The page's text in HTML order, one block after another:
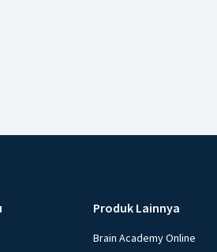
Produk Lainnya
Brain Academy Online